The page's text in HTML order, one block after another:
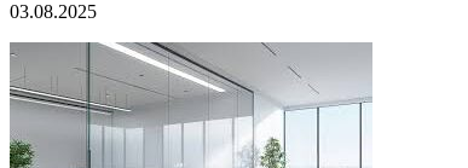
03.08.2025